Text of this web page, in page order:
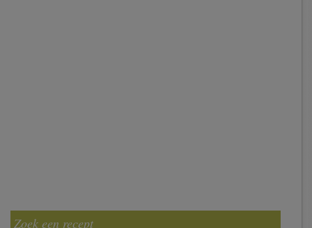
Zoek een recept